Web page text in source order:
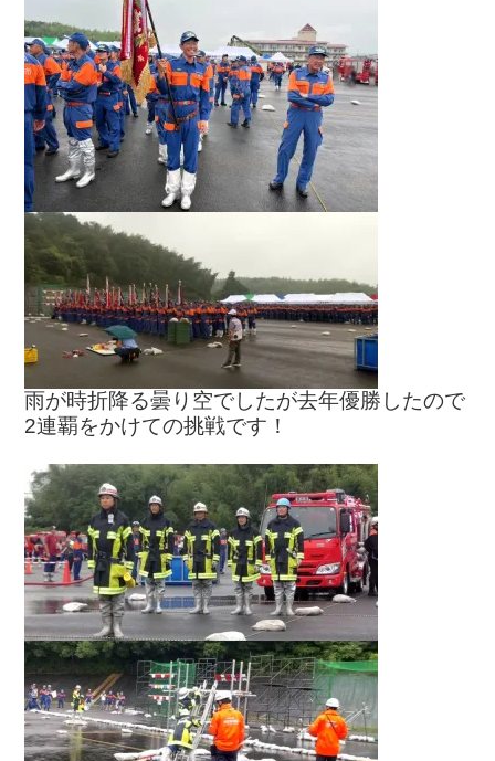
雨が時折降る曇り空でしたが去年優勝したので
2連覇をかけての挑戦です！